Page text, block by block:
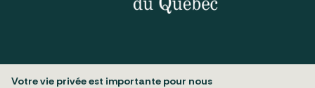
Votre vie privée est importante pour nous